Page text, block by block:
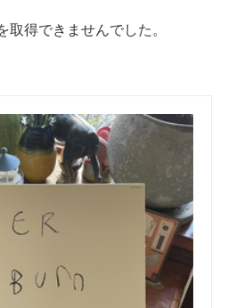
取得できませんでした。